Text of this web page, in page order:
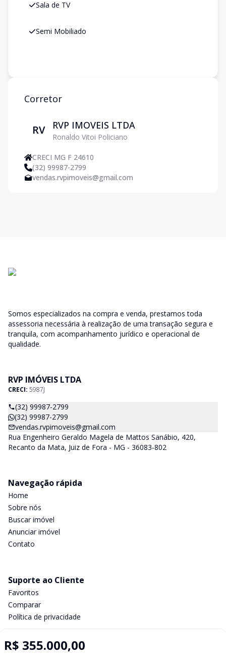
Sala de TV
Semi Mobiliado
Corretor
RV RVP IMOVEIS LTDA
Ronaldo Vitoi Policiano
CRECI MG F 24610
(32) 99987-2799
vendas.rvpimoveis@gmail.com
R$ 355.000,00
Somos especializados na compra e venda, prestamos toda
assessoria necessária à realização de uma transação segura e
tranquila, com acompanhamento jurídico e operacional de
qualidade.
RVP IMÓVEIS LTDA
CRECI: 5987J
(32) 99987-2799
(32) 99987-2799
vendas.rvpimoveis@gmail.com
Rua Engenheiro Geraldo Magela de Mattos Sanábio, 420,
Recanto da Mata, Juiz de Fora - MG - 36083-802
Navegação rápida
Home
Sobre nós
Buscar imóvel
Anunciar imóvel
Contato
Suporte ao Cliente
Favoritos
Comparar
Política de privacidade